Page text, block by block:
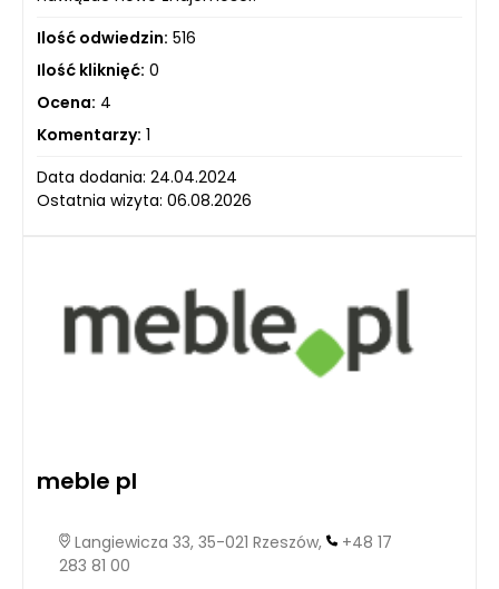
Ilość odwiedzin: 516
Ilość kliknięć: 0
Ocena: 4
Komentarzy: 1
Data dodania: 24.04.2024
Ostatnia wizyta: 06.08.2026
meble pl
Langiewicza 33, 35-021 Rzeszów,
+48 17
283 81 00